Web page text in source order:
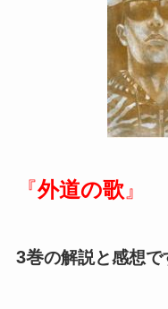
『外道の歌』
3巻の解説と感想で